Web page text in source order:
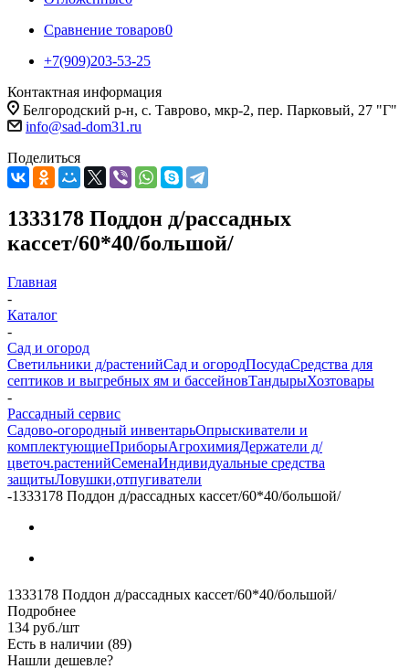
Сравнение товаров0
+7(909)203-53-25
Контактная информация
Белгородский р-н, с. Таврово, мкр-2, пер. Парковый, 27 "Г"
info@sad-dom31.ru
Поделиться
1333178 Поддон д/рассадных
кассет/60*40/большой/
Главная
-
Каталог
-
Сад и огород
Светильники д/растенийСад и огородПосудаСредства для
септиков и выгребных ям и бассейновТандырыХозтовары
-
Рассадный сервис
Садово-огородный инвентарьОпрыскиватели и
комплектующиеПриборыАгрохимияДержатели д/
цветоч.растенийСеменаИндивидуальные средства
защитыЛовушки,отпугиватели
-1333178 Поддон д/рассадных кассет/60*40/большой/
1333178 Поддон д/рассадных кассет/60*40/большой/
Подробнее
134 руб./шт
Есть в наличии (89)
Нашли дешевле?